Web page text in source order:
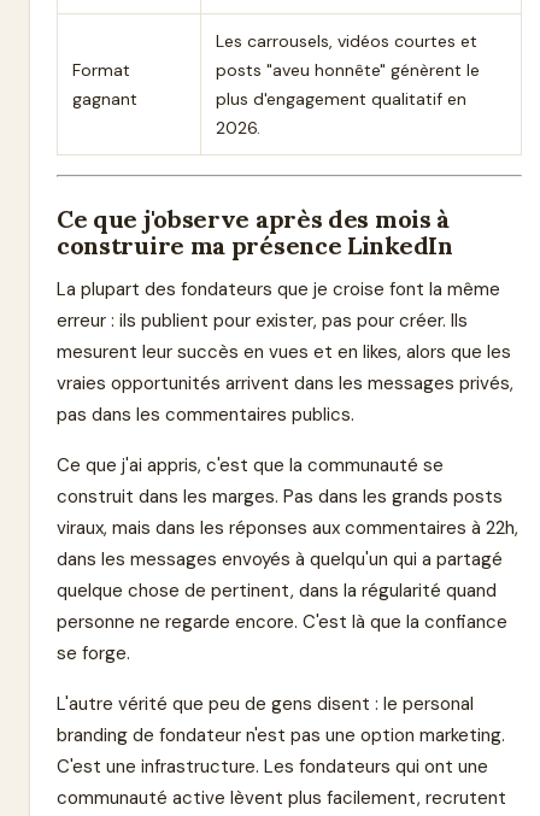
Format
gagnant
Les carrousels, vidéos courtes et
posts "aveu honnête" génèrent le
plus d'engagement qualitatif en
2026.
Ce que j'observe après des mois à
construire ma présence LinkedIn
La plupart des fondateurs que je croise font la même
erreur : ils publient pour exister, pas pour créer. Ils
mesurent leur succès en vues et en likes, alors que les
vraies opportunités arrivent dans les messages privés,
pas dans les commentaires publics.
Ce que j'ai appris, c'est que la communauté se
construit dans les marges. Pas dans les grands posts
viraux, mais dans les réponses aux commentaires à 22h,
dans les messages envoyés à quelqu'un qui a partagé
quelque chose de pertinent, dans la régularité quand
personne ne regarde encore. C'est là que la confiance
se forge.
L'autre vérité que peu de gens disent : le personal
branding de fondateur n'est pas une option marketing.
C'est une infrastructure. Les fondateurs qui ont une
communauté active lèvent plus facilement, recrutent